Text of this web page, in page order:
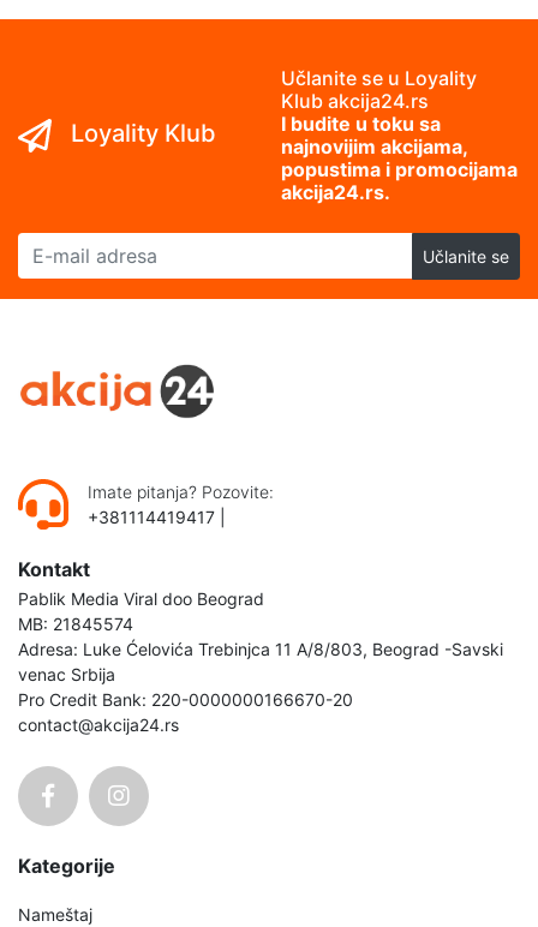
Loyality Klub
Učlanite se u Loyality
Klub akcija24.rs
I budite u toku sa
najnovijim akcijama,
popustima i promocijama
akcija24.rs.
E-mail adresa
Učlanite se
Imate pitanja? Pozovite:
+381114419417
Kontakt
Pablik Media Viral doo Beograd
MB: 21845574
Adresa: Luke Ćelovića Trebinjca 11 A/8/803, Beograd -Savski
venac Srbija
Pro Credit Bank: 220-0000000166670-20
contact@akcija24.rs
Kategorije
Nameštaj